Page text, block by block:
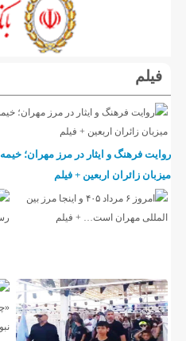
فیلم
روایت فرهنگ و ایثار در مرز مهران؛
میزبان زائران اربعین + فیلم